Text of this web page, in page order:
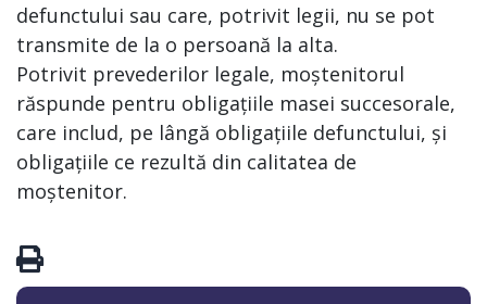
defunctului sau care, potrivit legii, nu se pot
transmite de la o persoană la alta.
Potrivit prevederilor legale, moștenitorul
răspunde pentru obligațiile masei succesorale,
care includ, pe lângă obligațiile defunctului, și
obligațiile ce rezultă din calitatea de
moștenitor.